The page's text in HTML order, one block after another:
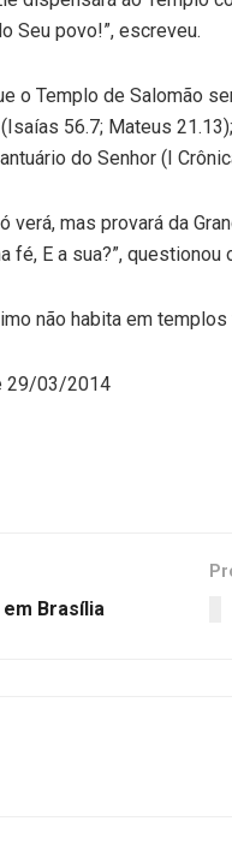
Seu povo!”, escreveu.
o Templo de Salomão
56.7; Mateus
do Senhor (I
verá, mas provará da
fé, E a sua?”, questionou
não habita em
29/03/2014
Brasília